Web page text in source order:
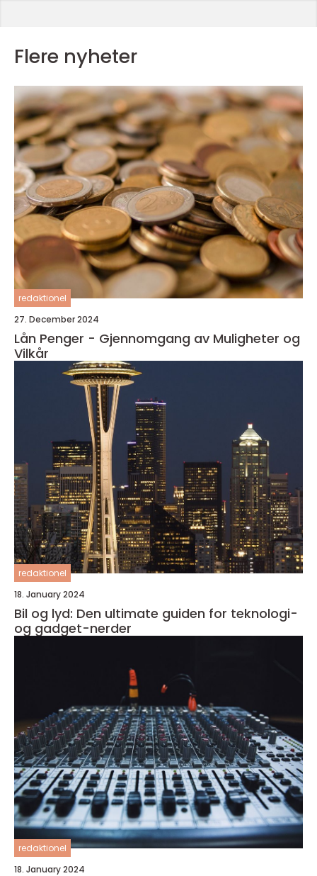
Flere nyheter
redaktionel
27. December 2024
Lån Penger - Gjennomgang av Muligheter og
Vilkår
redaktionel
18. January 2024
Bil og lyd: Den ultimate guiden for teknologi-
og gadget-nerder
redaktionel
18. January 2024